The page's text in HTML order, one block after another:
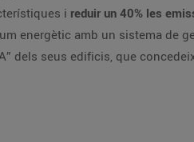
i reduir un 40% les
energètic amb un sistema de
dels seus edificis, que